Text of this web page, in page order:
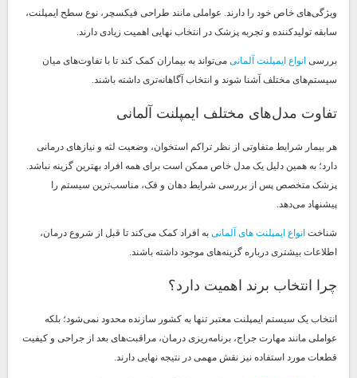
ویژگی‌های خاص خود را دارند. عواملی مانند طراحی فیکسچر، نوع سطح ایمپلنت،
سابقه تولیدکننده و تجربه پزشک در انتخاب نهایی اهمیت زیادی دارند.
بررسی انواع ایمپلنت آلمانی می‌تواند به بیماران کمک کند تا با تفاوت‌های میان
سیستم‌های مختلف آشنا شوند و انتخاب آگاهانه‌تری داشته باشند.
تفاوت مدل‌های مختلف ایمپلنت آلمانی
هر بیمار شرایط متفاوتی از نظر تراکم استخوان، وضعیت لثه و نیازهای درمانی
دارد؛ به همین دلیل یک مدل خاص ممکن است برای همه افراد بهترین گزینه نباشد.
پزشک متخصص پس از بررسی شرایط دهان و فک، مناسب‌ترین سیستم را
پیشنهاد می‌دهد.
شناخت انواع ایمپلنت های آلمانی به افراد کمک می‌کند تا قبل از شروع درمان،
اطلاعات بیشتری درباره گزینه‌های موجود داشته باشند.
چرا انتخاب برند اهمیت دارد؟
انتخاب یک سیستم ایمپلنت معتبر تنها به کشور سازنده محدود نمی‌شود؛ بلکه
عواملی مانند مهارت جراح، برنامه‌ریزی درمان، مراقبت‌های بعد از جراحی و کیفیت
قطعات مورد استفاده نیز نقش مهمی در نتیجه نهایی دارند.